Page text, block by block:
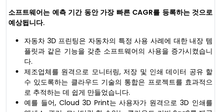
소프트웨어는 예측 기간 동안 가장 빠른 CAGR를 등록하는 것으로
예상됩니다.
자동차 3D 프린팅은 자동차의 특정 사용 사례에 대한 내장 템
플릿과 같은 기능을 갖춘 소프트웨어의 사용을 증가시켰습니
다.
제조업체를 원격으로 모니터링, 저장 및 인쇄 데이터 공유 할
수 있도록하는 클라우드 기술의 통합은 프로젝트를 효과적으
로 추적하는 데 쉽게 만들었습니다.
예를 들어, Cloud 3D Print는 사용자가 원격으로 3D 인쇄를